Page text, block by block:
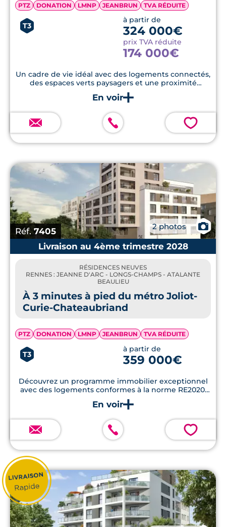
PTZ DONATION LMNP JEANBRUN TVA RÉDUITE
T3
à partir de
324 000€
prix TVA réduite
174 000€
Un cadre de vie idéal avec des logements connectés,
des espaces verts paysagers et une proximité
immédiate avec le centre-ville de Rennes.
💗
Réf.7405 2 photos
📷
Livraison au 4ème trimestre 2028
RÉSIDENCES NEUVES
RENNES : JEANNE D'ARC - LONGS-CHAMPS - ATALANTE
BEAULIEU
À 3 minutes à pied du métro Joliot-
Curie-Chateaubriand
PTZ DONATION LMNP JEANBRUN TVA RÉDUITE
T3
à partir de
359 000€
Découvrez un programme immobilier exceptionnel
avec des logements conformes à la norme RE2020,
des terrasses en bois et des jardins privatifs, à
seulement quelques minutes du centre-ville de
💗